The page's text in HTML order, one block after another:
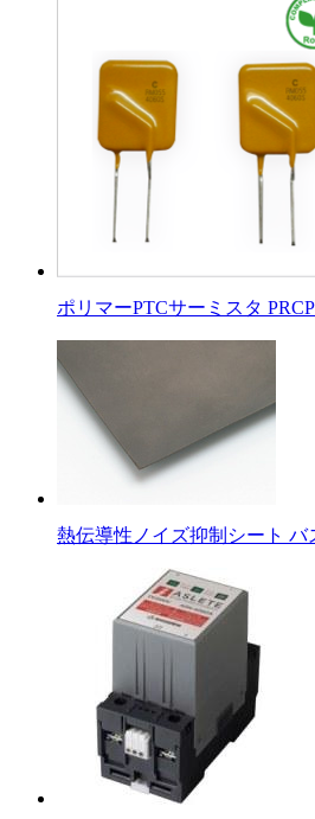
ポリマーPTCサーミスタ
熱伝導性ノイズ抑制シート